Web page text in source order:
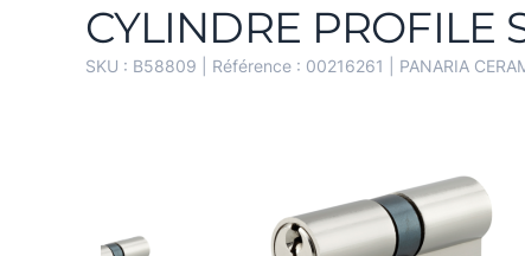
CYLINDRE PROFILE
SKU : B58809 | Référence : 00216261 PANARIA